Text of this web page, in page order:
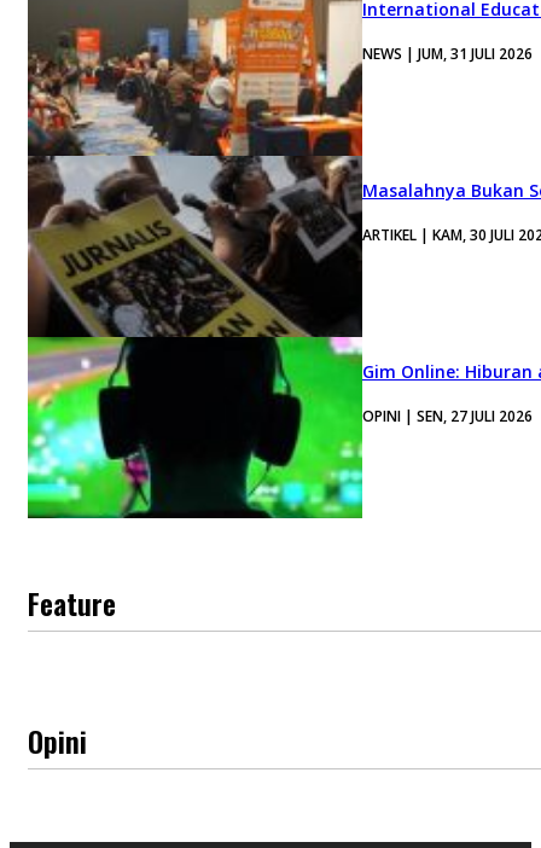
International
NEWS | JUM, 31 JULI 2026
Masalahnya Bukan
ARTIKEL | KAM, 30 JULI
Gim Online:
OPINI | SEN, 27 JULI 2026
Feature
Opini